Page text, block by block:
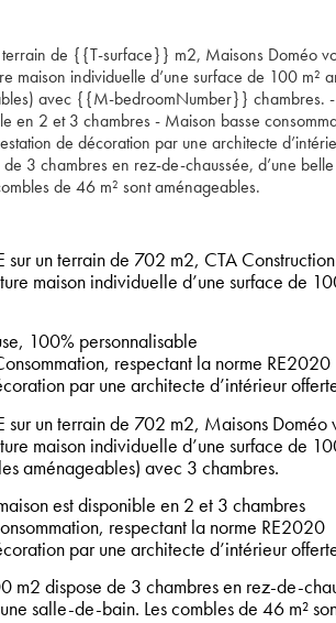
de {{T-surface}} m2, Maisons Doméo
maison individuelle d’une surface de 100 m²
avec {{M-bedroomNumber}} chambres.
en 2 et 3 chambres - Maison basse
de décoration par une architecte
3 chambres en rez-de-chaussée, d’une
de 46 m² sont aménageables.
sur un terrain de 702 m2, CTA
maison individuelle d’une surface de
100% personnalisable
respectant la norme RE2020
par une architecte d’intérieur
sur un terrain de 702 m2, Maisons Doméo
maison individuelle d’une surface de
aménageables) avec 3 chambres.
est disponible en 2 et 3 chambres
respectant la norme RE2020
par une architecte d’intérieur
m2 dispose de 3 chambres en rez-de-
salle-de-bain. Les combles de 46 m²